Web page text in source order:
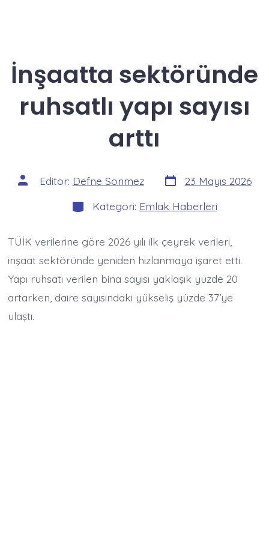
İnşaatta sektöründe
ruhsatlı yapı sayısı
arttı
Yazının
yazarı
Editör: Defne Sönmez Yazı
tarihi
23 Mayıs 2026
Kategoriler
Kategori: Emlak Haberleri
TÜİK verilerine göre 2026 yılı ilk çeyrek verileri,
inşaat sektöründe yeniden hızlanmaya işaret etti.
Yapı ruhsatı verilen bina sayısı yaklaşık yüzde 20
artarken, daire sayısındaki yükseliş yüzde 37’ye
ulaştı.